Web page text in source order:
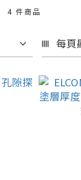
4 件商品
每頁